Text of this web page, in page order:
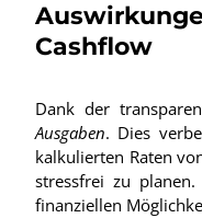
Cashflow
Dank der
Ausgaben. Dies
kalkulierten Raten
stressfrei zu
finanziellen